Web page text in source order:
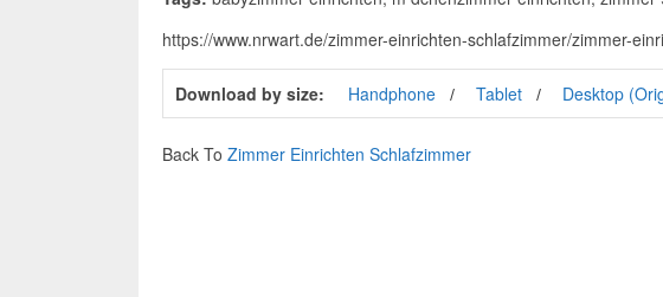
https://www.nrwart.de/zimmer-einrichten-schlafzimmer/zimmer-
Download by size: Handphone Tablet Desktop
Back To Zimmer Einrichten Schlafzimmer